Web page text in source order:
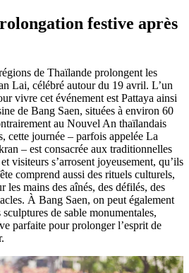
festive après
de Thaïlande prolongent les
Lai, célébré autour du 19 avril. L’un
vivre cet événement est Pattaya ainsi
de Bang Saen, situées à environ 60
au Nouvel An thaïlandais
cette journée – parfois appelée La
– est consacrée aux traditionnelles
visiteurs s’arrosent joyeusement, qu’ils
comprend aussi des rituels culturels,
les mains des aînés, des défilés, des
À Bang Saen, on peut également
de sable monumentales,
parfaite pour prolonger l’esprit de